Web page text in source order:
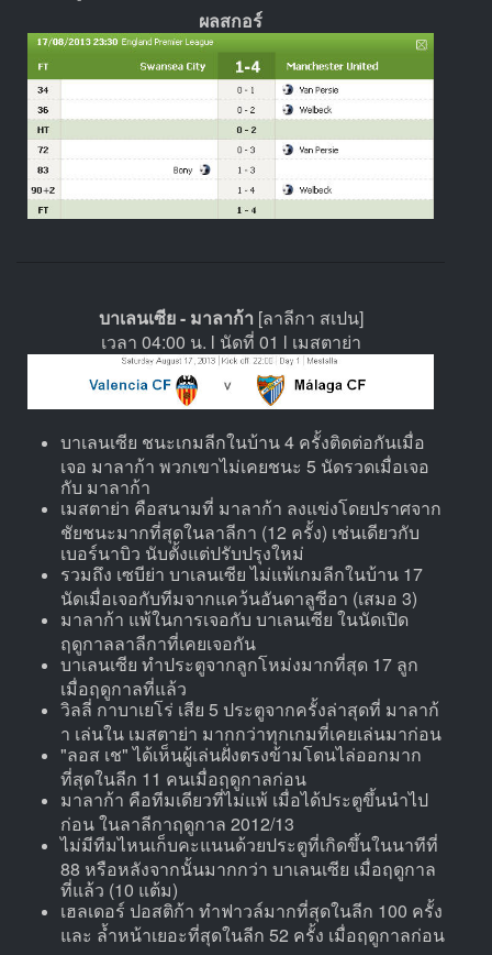
ผลสกอร์
บาเลนเซีย - มาลาก้า [ลาลีกา สเปน]
เวลา 04:00 น. l นัดที่ 01 l เมสตาย่า
บาเลนเซีย ชนะเกมลีกในบ้าน 4 ครั้งติดต่อกันเมื่อ
เจอ มาลาก้า พวกเขาไม่เคยชนะ 5 นัดรวดเมื่อเจอ
กับ มาลาก้า
เมสตาย่า คือสนามที่ มาลาก้า ลงแข่งโดยปราศจาก
ชัยชนะมากที่สุดในลาลีกา (12 ครั้ง) เช่นเดียวกับ
เบอร์นาบิว นับตั้งแต่ปรับปรุงใหม่
รวมถึง เซบีย่า บาเลนเซีย ไม่แพ้เกมลีกในบ้าน 17
นัดเมื่อเจอกับทีมจากแคว้นอันดาลูซีอา (เสมอ 3)
มาลาก้า แพ้ในการเจอกับ บาเลนเซีย ในนัดเปิด
ฤดูกาลลาลีกาที่เคยเจอกัน
บาเลนเซีย ทำประตูจากลูกโหม่งมากที่สุด 17 ลูก
เมื่อฤดูกาลที่แล้ว
วิลลี่ กาบาเยโร่ เสีย 5 ประตูจากครั้งล่าสุดที่ มาลาก้
า เล่นใน เมสตาย่า มากกว่าทุกเกมที่เคยเล่นมาก่อน
"ลอส เช" ได้เห็นผู้เล่นฝั่งตรงข้ามโดนไล่ออกมาก
ที่สุดในลีก 11 คนเมื่อฤดูกาลก่อน
มาลาก้า คือทีมเดียวที่ไม่แพ้ เมื่อได้ประตูขึ้นนำไป
ก่อน ในลาลีกาฤดูกาล 2012/13
ไม่มีทีมไหนเก็บคะแนนด้วยประตูที่เกิดขึ้นในนาทีที่
88 หรือหลังจากนั้นมากกว่า บาเลนเซีย เมื่อฤดูกาล
ที่แล้ว (10 แต้ม)
เฮลเดอร์ ปอสติก้า ทำฟาวล์มากที่สุดในลีก 100 ครั้ง
และ ล้ำหน้าเยอะที่สุดในลีก 52 ครั้ง เมื่อฤดูกาลก่อน